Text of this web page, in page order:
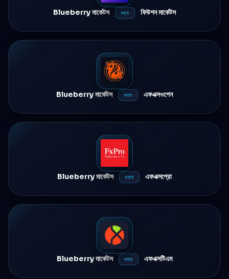
Blueberry মার্কেটস বনাম ফিউশন মার্কেটস
Blueberry মার্কেটস বনাম এফএক্সওপেন
Blueberry মার্কেটস বনাম এফএক্সপ্রো
Blueberry মার্কেটস বনাম এফএক্সটিএম